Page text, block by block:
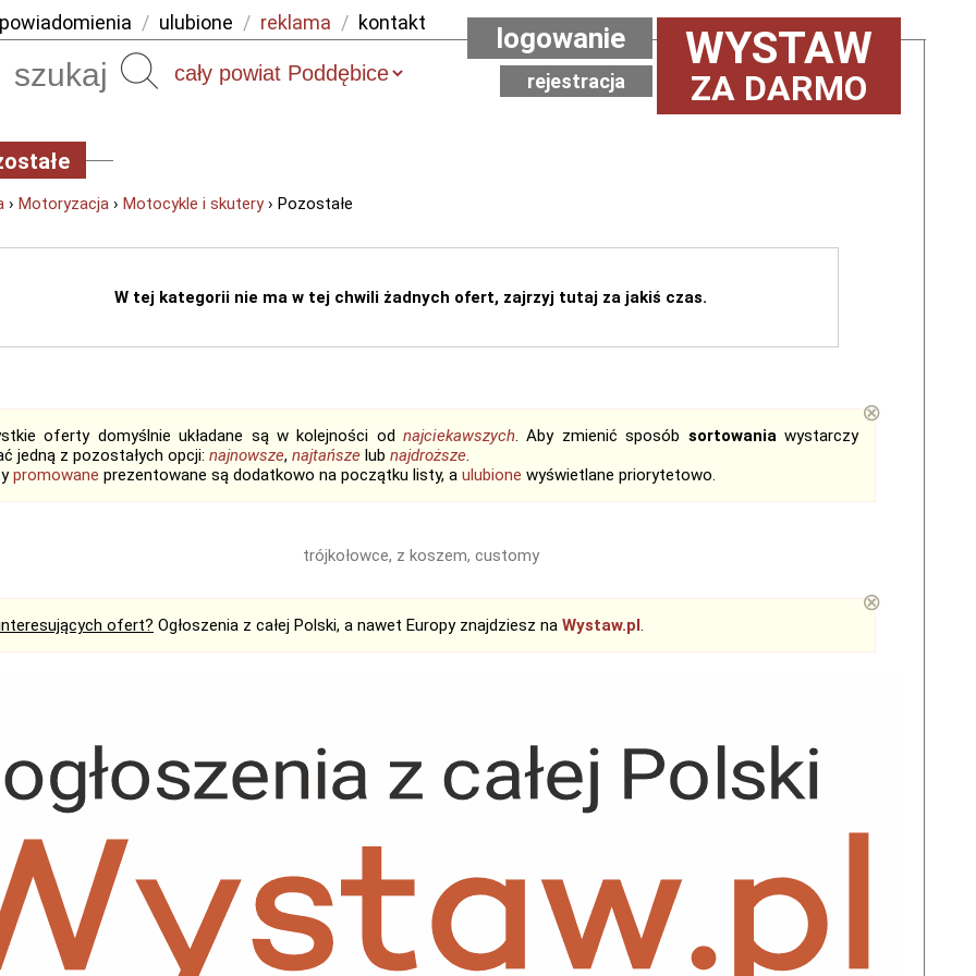
powiadomienia / ulubione / reklama / kontakt
Szukaj WYSTAW
ZA DARMO
logowanie
rejestracja
› Motoryzacja › Motocykle i skutery› Pozostałe
W tej kategorii nie ma w tej chwili żadnych ofert, zajrzyj tutaj za jakiś czas.
oferty domyślnie układane są w kolejności odnajciekawszych. Aby zmienić sposób sortowaniawystarczy
jedną z pozostałych opcji: najnowsze, najtańsze lub najdroższe.
promowane prezentowane są dodatkowo na początku listy, a ulubione wyświetlane priorytetowo.
⊗
trójkołowce, z koszem, customy
ofert? Ogłoszenia z całej Polski, a nawet Europy znajdziesz na Wystaw.pl.
⊗